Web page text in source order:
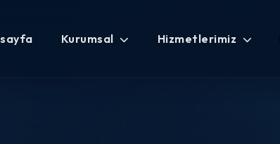
Kurumsal Hizmetlerimiz